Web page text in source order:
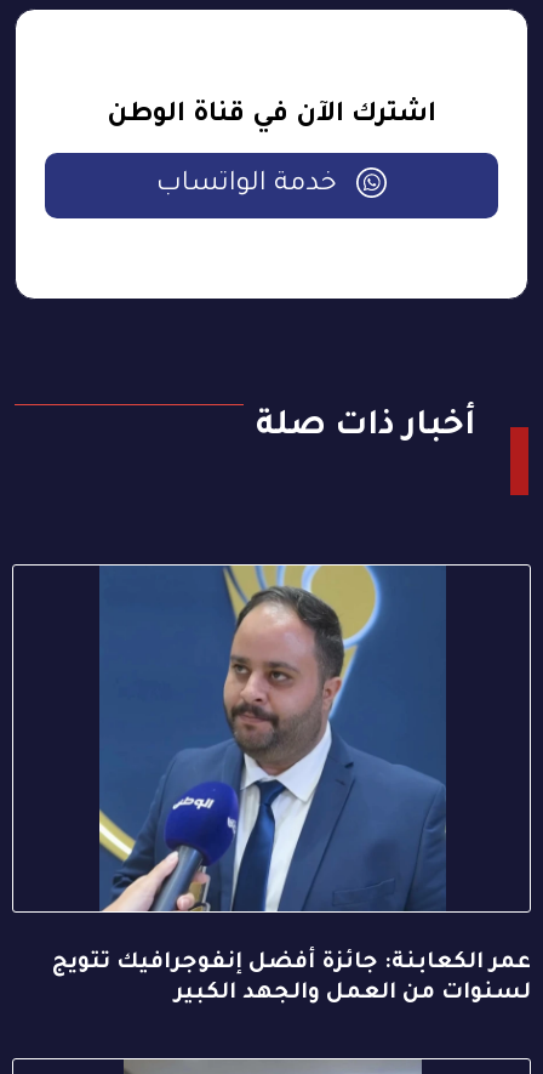
اشترك الآن في قناة الوطن
خدمة الواتساب
أخبار ذات صلة
عمر الكعابنة: جائزة أفضل إنفوجرافيك تتويج
لسنوات من العمل والجهد الكبير